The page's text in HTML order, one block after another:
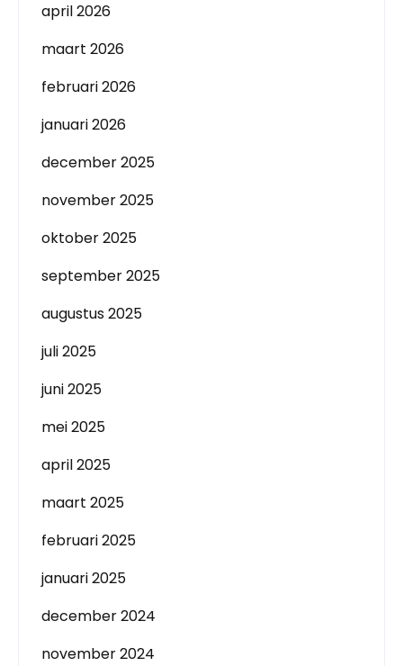
april 2026
maart 2026
februari 2026
januari 2026
december 2025
november 2025
oktober 2025
september 2025
augustus 2025
juli 2025
juni 2025
mei 2025
april 2025
maart 2025
februari 2025
januari 2025
december 2024
november 2024